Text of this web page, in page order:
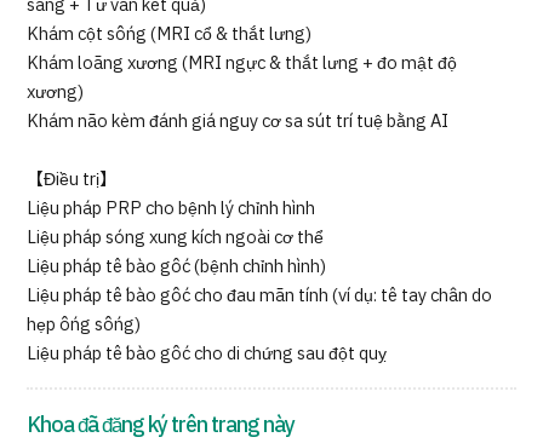
sàng + Tư vấn kết quả)
Khám cột sống (MRI cổ & thắt lưng)
Khám loãng xương (MRI ngực & thắt lưng + đo mật độ
xương)
Khám não kèm đánh giá nguy cơ sa sút trí tuệ bằng AI
【Điều trị】
Liệu pháp PRP cho bệnh lý chỉnh hình
Liệu pháp sóng xung kích ngoài cơ thể
Liệu pháp tế bào gốc (bệnh chỉnh hình)
Liệu pháp tế bào gốc cho đau mãn tính (ví dụ: tê tay chân do
hẹp ống sống)
Liệu pháp tế bào gốc cho di chứng sau đột quỵ
Khoa đã đăng ký trên trang này